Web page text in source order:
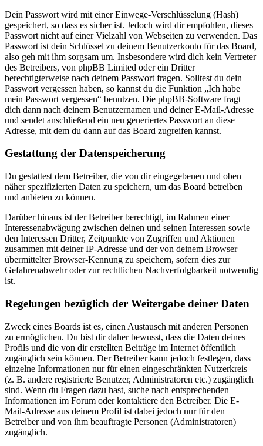
Dein Passwort wird mit einer Einwege-Verschlüsselung (Hash)
gespeichert, so dass es sicher ist. Jedoch wird dir empfohlen, dieses
Passwort nicht auf einer Vielzahl von Webseiten zu verwenden. Das
Passwort ist dein Schlüssel zu deinem Benutzerkonto für das Board,
also geh mit ihm sorgsam um. Insbesondere wird dich kein Vertreter
des Betreibers, von phpBB Limited oder ein Dritter
berechtigterweise nach deinem Passwort fragen. Solltest du dein
Passwort vergessen haben, so kannst du die Funktion „Ich habe
mein Passwort vergessen“ benutzen. Die phpBB-Software fragt
dich dann nach deinem Benutzernamen und deiner E-Mail-Adresse
und sendet anschließend ein neu generiertes Passwort an diese
Adresse, mit dem du dann auf das Board zugreifen kannst.
Gestattung der Datenspeicherung
Du gestattest dem Betreiber, die von dir eingegebenen und oben
näher spezifizierten Daten zu speichern, um das Board betreiben
und anbieten zu können.
Darüber hinaus ist der Betreiber berechtigt, im Rahmen einer
Interessenabwägung zwischen deinen und seinen Interessen sowie
den Interessen Dritter, Zeitpunkte von Zugriffen und Aktionen
zusammen mit deiner IP-Adresse und der von deinem Browser
übermittelter Browser-Kennung zu speichern, sofern dies zur
Gefahrenabwehr oder zur rechtlichen Nachverfolgbarkeit notwendig
ist.
Regelungen bezüglich der Weitergabe deiner Daten
Zweck eines Boards ist es, einen Austausch mit anderen Personen
zu ermöglichen. Du bist dir daher bewusst, dass die Daten deines
Profils und die von dir erstellten Beiträge im Internet öffentlich
zugänglich sein können. Der Betreiber kann jedoch festlegen, dass
einzelne Informationen nur für einen eingeschränkten Nutzerkreis
(z. B. andere registrierte Benutzer, Administratoren etc.) zugänglich
sind. Wenn du Fragen dazu hast, suche nach entsprechenden
Informationen im Forum oder kontaktiere den Betreiber. Die E-
Mail-Adresse aus deinem Profil ist dabei jedoch nur für den
Betreiber und von ihm beauftragte Personen (Administratoren)
zugänglich.